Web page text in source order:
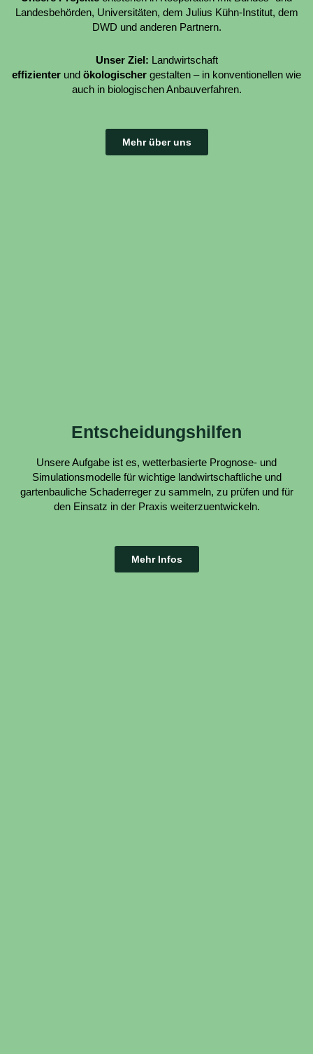
Landesbehörden, Universitäten, dem Julius Kühn-Institut, dem
DWD und anderen Partnern.
Unser Ziel: Landwirtschaft
effizienter und ökologischer gestalten – in konventionellen wie
auch in biologischen Anbauverfahren.
Mehr über uns
Entscheidungshilfen
Unsere Aufgabe ist es, wetterbasierte Prognose- und
Simulationsmodelle für wichtige landwirtschaftliche und
gartenbauliche Schaderreger zu sammeln, zu prüfen und für
den Einsatz in der Praxis weiterzuentwickeln.
Mehr Infos